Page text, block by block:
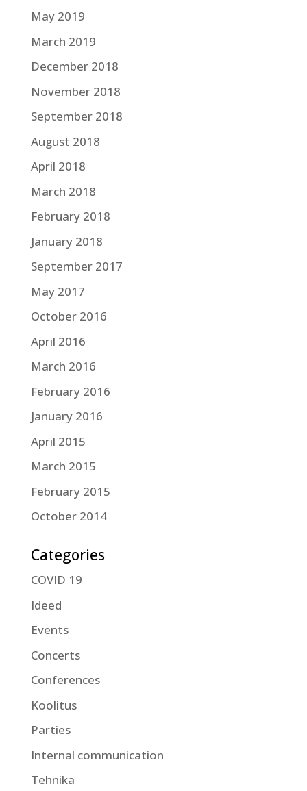
May 2019
March 2019
December 2018
November 2018
September 2018
August 2018
April 2018
March 2018
February 2018
January 2018
September 2017
May 2017
October 2016
April 2016
March 2016
February 2016
January 2016
April 2015
March 2015
February 2015
October 2014
Categories
COVID 19
Ideed
Events
Concerts
Conferences
Koolitus
Parties
Internal communication
Tehnika